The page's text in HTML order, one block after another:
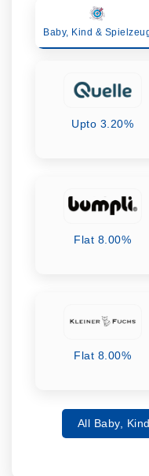
Baby, Kind &
Upto 3.20%
Flat 8.00%
Flat 8.00%
All Baby,